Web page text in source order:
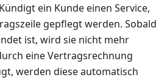
ein Kunde einen Service,
gepflegt werden. Sobald
ist, wird sie nicht mehr
eine Vertragsrechnung
werden diese automatisch